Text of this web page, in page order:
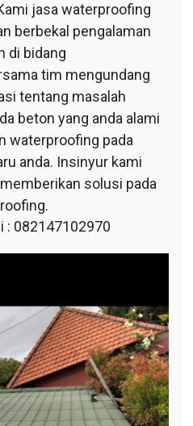
jasa waterproofing
berbekal pengalaman
di bidang
tim mengundang
tentang masalah
beton yang anda alami
waterproofing pada
anda. Insinyur kami
solusi pada
: 082147102970